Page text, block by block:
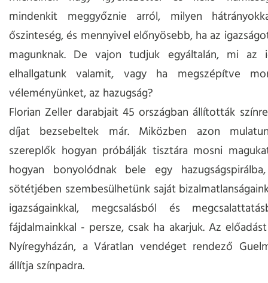
mindenkit meggyőznie arról, milyen
őszinteség, és mennyivel előnyösebb, ha az
magunknak. De vajon tudjuk egyáltalán, mi az
elhallgatunk valamit, vagy ha megszépítve
véleményünket, az hazugság?
Florian Zeller darabjait 45 országban állították
díjat bezsebeltek már. Miközben azon
szereplők hogyan próbálják tisztára mosni
hogyan bonyolódnak bele egy
sötétjében szembesülhetünk saját
igazságainkkal, megcsalásból és
fájdalmainkkal - persze, csak ha akarjuk. Az
Nyíregyházán, a Váratlan vendéget rendező
állítja színpadra.